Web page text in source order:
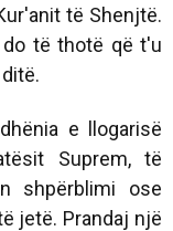
të Shenjtë.
të thotë që t'u
e llogarisë
Suprem, të
shpërblimi ose
jetë. Prandaj një